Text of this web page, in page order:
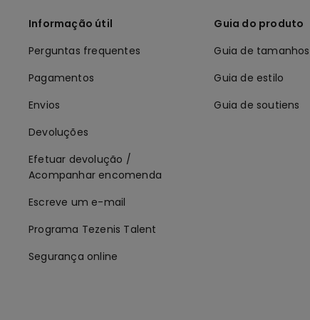
Informação útil
Perguntas frequentes
Pagamentos
Envios
Devoluções
Efetuar devolução /
Acompanhar encomenda
Escreve um e-mail
Programa Tezenis Talent
Segurança online
Guia do produto
Guia de tamanhos
Guia de estilo
Guia de soutiens